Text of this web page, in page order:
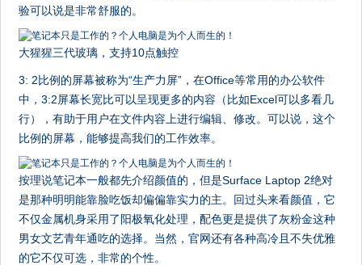
验可以说是非常舒服的。
大猩猩三代玻璃，支持10点触控
3: 2比例的屏幕被称为“生产力屏”，在Office等常用的办公软件
中，3:2屏幕长宽比可以呈现更多的内容（比如Excel可以多看几
行），有助于用户在文件内容上进行编辑、修改。可以说，这个
比例的屏幕，能够提高我们的工作效率。
按理说笔记本一般都先介绍颜值的，但是Surface Laptop 2绝对
是那种明明能靠脸吃饭却偏偏靠实力的主。回过头来看颜值，它
不仅金属机身采用了阳极氧化处理，配色更是提供了灰粉金这种
男女文艺青年通吃的选择。当然，官网还有各种高冷且不失优雅
的它不仅可选，非常的个性。